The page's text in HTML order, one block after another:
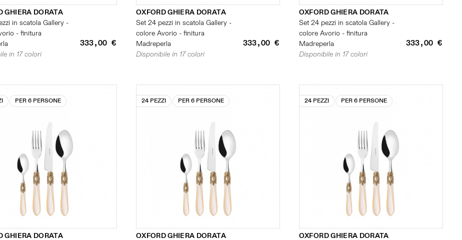
GHIERA DORATA
in scatola Gallery -
- finitura
333,00 €
in 17 colori
OXFORD GHIERA DORATA
Set 24 pezzi in scatola Gallery -
colore Avorio - finitura
Madreperla
333,00 €
Disponibile in 17 colori
OXFORD GHIERA DORATA
Set 24 pezzi in scatola Gallery -
colore Avorio - finitura
Madreperla
333,00 €
Disponibile in 17 colori
PER 6 PERSONE
GHIERA DORATA
24 PEZZI PER 6 PERSONE
OXFORD GHIERA DORATA
24 PEZZI PER 6 PERSONE
OXFORD GHIERA DORATA